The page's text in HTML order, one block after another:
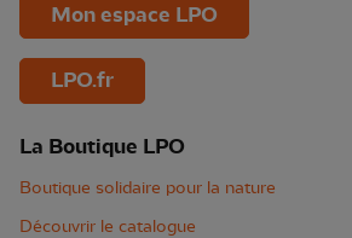
Mon espace LPO
LPO.fr
La Boutique LPO
Boutique solidaire pour la nature
Découvrir le catalogue